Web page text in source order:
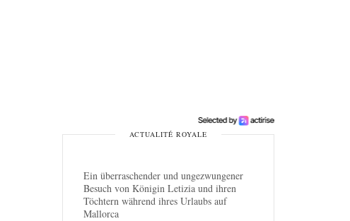
ACTUALITÉ ROYALE
Ein überraschender und ungezwungener
Besuch von Königin Letizia und ihren
Töchtern während ihres Urlaubs auf
Mallorca